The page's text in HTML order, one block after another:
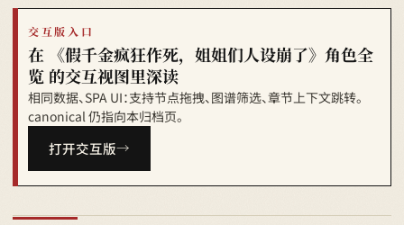
交互版入口
在 《假千金疯狂作死，姐姐们人设崩了》角色全
览 的交互视图里深读
相同数据、SPA UI：支持节点拖拽、图谱筛选、章节上下文跳转。
canonical 仍指向本归档页。
打开交互版